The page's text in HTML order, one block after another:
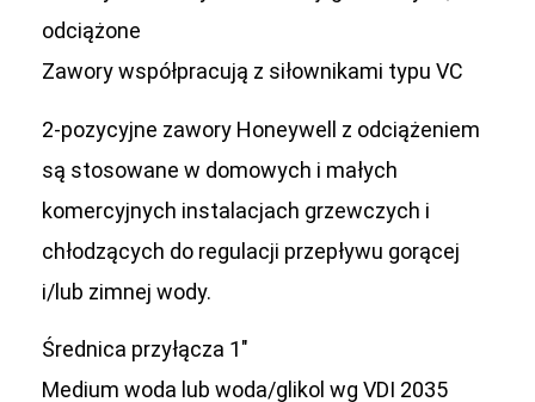
odciążone
Zawory współpracują z siłownikami typu VC
2-pozycyjne zawory Honeywell z odciążeniem
są stosowane w domowych i małych
komercyjnych instalacjach grzewczych i
chłodzących do regulacji przepływu gorącej
i/lub zimnej wody.
Średnica przyłącza 1″
Medium woda lub woda/glikol wg VDI 2035